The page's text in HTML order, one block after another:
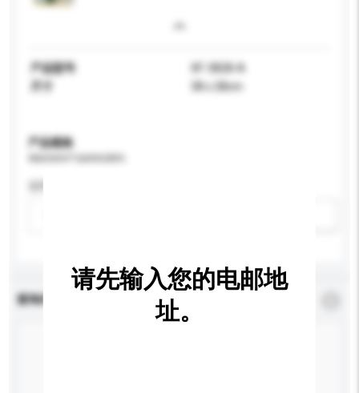
产品型号
XF-3828-A
38 x 28cm
产品规格
查询内容
请先输入您的电邮地
址。